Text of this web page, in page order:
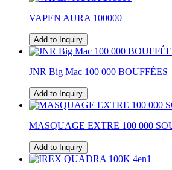
VAPEN AURA 100000
Add to Inquiry
JNR Big Mac 100 000 BOUFFÉES
Add to Inquiry
MASQUAGE EXTRE 100 000
Add to Inquiry